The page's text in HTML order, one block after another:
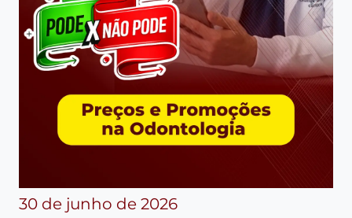
30 de junho de 2026